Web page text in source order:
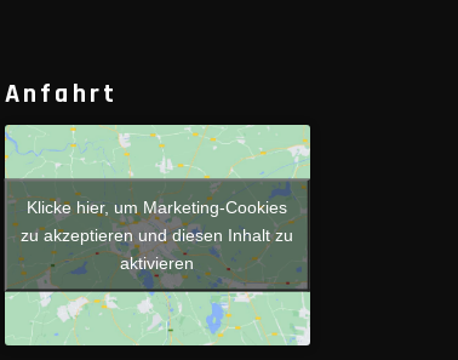
Anfahrt
Klicke hier, um Marketing-Cookies
zu akzeptieren und diesen Inhalt zu
aktivieren